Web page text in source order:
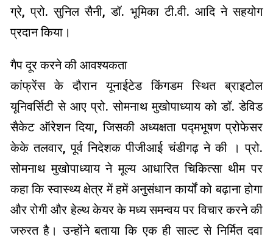
ग्रे, प्रो. सुनिल सैनी, डॉ. भूमिका टी.वी. आदि ने सहयोग
प्रदान किया।
गैप दूर करने की आवश्यकता
कांफ्रेंस के दौरान यूनाईटेड किंगडम स्थित ब्राइटोल
यूनिवर्सिटी से आए प्रो. सोमनाथ मुखोपाध्याय को डॉ. डेविड
सैकेट ऑरेशन दिया, जिसकी अध्यक्षता पद्मभूषण प्रोफेसर
केके तलवार, पूर्व निदेशक पीजीआई चंडीगढ़ ने की । प्रो.
सोमनाथ मुखोपाध्याय ने मूल्य आधारित चिकित्सा थीम पर
कहा कि स्वास्थ्य क्षेत्र में हमें अनुसंधान कार्यों को बढ़ाना होगा
और रोगी और हेल्थ केयर के मध्य समन्वय पर विचार करने की
जरुरत है। उन्होंने बताया कि एक ही साल्ट से निर्मित दवा